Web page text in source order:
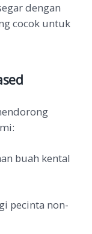
dengan
cocok untuk
buah kental
pecinta non-